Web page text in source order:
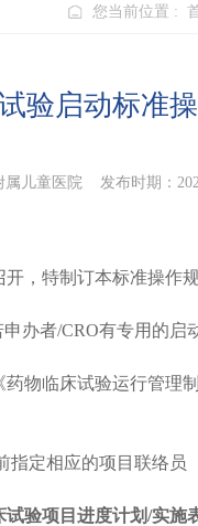
您当前位置 :
验启动标准
属儿童医院 发布时期：
，特制订本标准操作规
办者/CRO有专用的启
物临床试验运行管理制
指定相应的项目联络员
试验项目进度计划/实施